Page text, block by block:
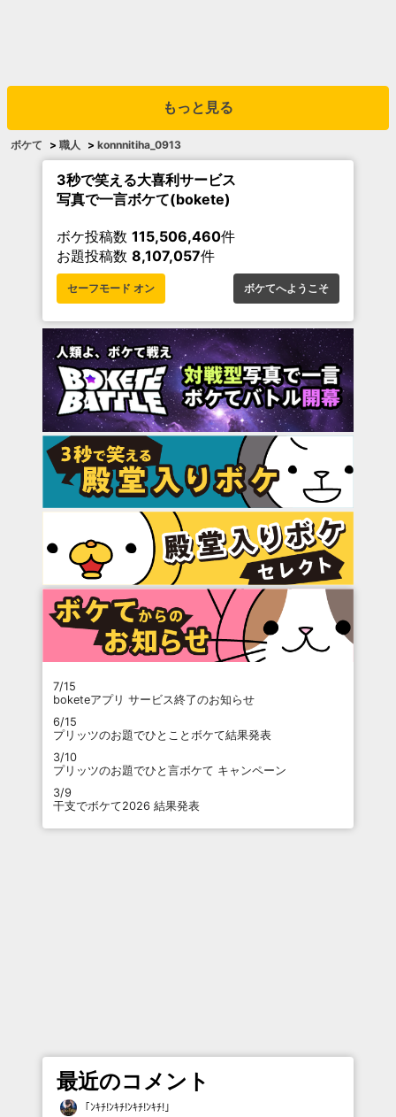
もっと見る
ボケて > 職人 > konnnitiha_0913
3秒で笑える大喜利サービス
写真で一言ボケて(bokete)
ボケ投稿数 115,506,460件
お題投稿数 8,107,057件
セーフモード オン ボケてへようこそ
7/15
boketeアプリ サービス終了のお知らせ
6/15
プリッツのお題でひとことボケて結果発表
3/10
プリッツのお題でひと言ボケて キャンペーン
3/9
干支でボケて2026 結果発表
最近のコメント
「ﾝｷﾁ!ﾝｷﾁ!ﾝｷﾁ!ﾝｷﾁ! 」